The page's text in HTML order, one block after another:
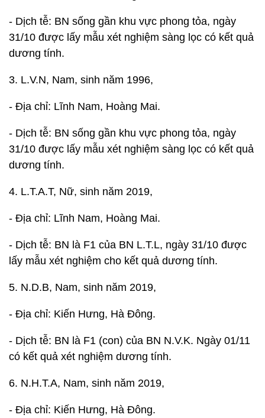
- Dịch tễ: BN sống gần khu vực phong tỏa, ngày
31/10 được lấy mẫu xét nghiệm sàng lọc có kết quả
dương tính.
3. L.V.N, Nam, sinh năm 1996,
- Địa chỉ: Lĩnh Nam, Hoàng Mai.
- Dịch tễ: BN sống gần khu vực phong tỏa, ngày
31/10 được lấy mẫu xét nghiệm sàng lọc có kết quả
dương tính.
4. L.T.A.T, Nữ, sinh năm 2019,
- Địa chỉ: Lĩnh Nam, Hoàng Mai.
- Dịch tễ: BN là F1 của BN L.T.L, ngày 31/10 được
lấy mẫu xét nghiệm cho kết quả dương tính.
5. N.D.B, Nam, sinh năm 2019,
- Địa chỉ: Kiến Hưng, Hà Đông.
- Dịch tễ: BN là F1 (con) của BN N.V.K. Ngày 01/11
có kết quả xét nghiệm dương tính.
6. N.H.T.A, Nam, sinh năm 2019,
- Địa chỉ: Kiến Hưng, Hà Đông.